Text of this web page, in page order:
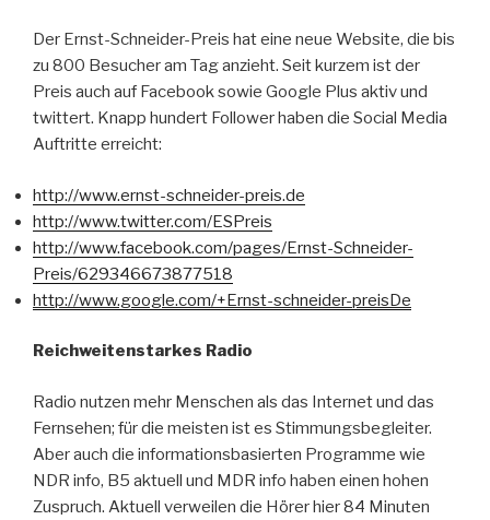
Der Ernst-Schneider-Preis hat eine neue Website, die bis
zu 800 Besucher am Tag anzieht. Seit kurzem ist der
Preis auch auf Facebook sowie Google Plus aktiv und
twittert. Knapp hundert Follower haben die Social Media
Auftritte erreicht:
http://www.ernst-schneider-preis.de
http://www.twitter.com/ESPreis
http://www.facebook.com/pages/Ernst-Schneider-
Preis/629346673877518
http://www.google.com/+Ernst-schneider-preisDe
Reichweitenstarkes Radio
Radio nutzen mehr Menschen als das Internet und das
Fernsehen; für die meisten ist es Stimmungsbegleiter.
Aber auch die informationsbasierten Programme wie
NDR info, B5 aktuell und MDR info haben einen hohen
Zuspruch. Aktuell verweilen die Hörer hier 84 Minuten